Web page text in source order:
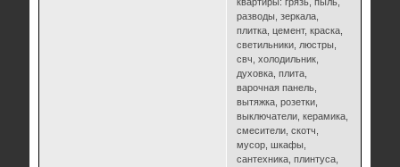
разводы, зеркала,
плитка, цемент, краска,
светильники, люстры,
свч, холодильник,
духовка, плита,
варочная панель,
вытяжка, розетки,
выключатели, керамика,
смесители, скотч,
мусор, шкафы,
сантехника, плинтуса,